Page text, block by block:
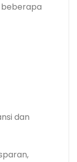
dan